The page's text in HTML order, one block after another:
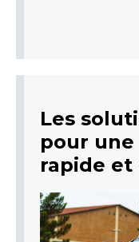
Les
pour
rapide et